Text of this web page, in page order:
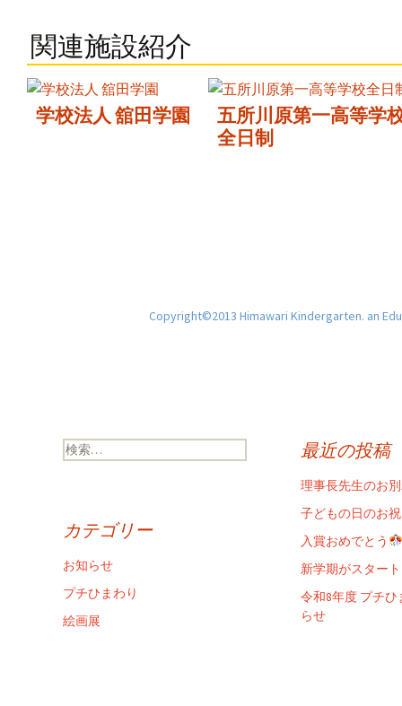
関連施設紹介
学校法人 舘田学園
五所川原第一高等学
全日制
Copyright©2013 Himawari Kindergarten. an
検
索:
最近の投稿
理事長先生のお
子どもの日のお
入賞おめでとう
新学期がスター
令和8年度 プチ
らせ
カテゴリー
お知らせ
プチひまわり
絵画展